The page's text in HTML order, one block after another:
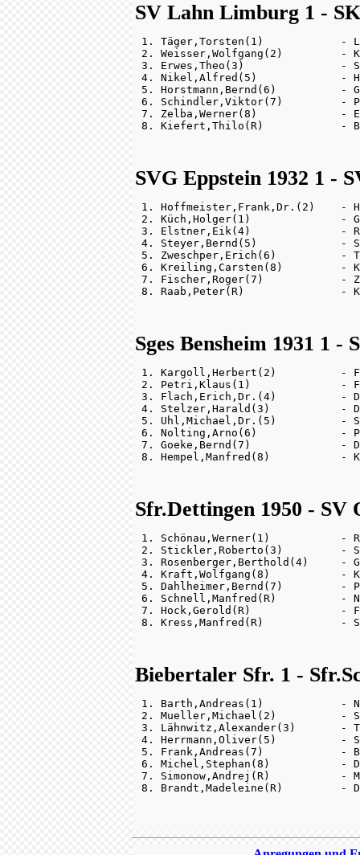
SV Lahn Limburg 1 -
1. Täger,Torsten(1)            -
2. Weisser,Wolfgang(2)         -
3. Erwes,Theo(3)               -
4. Nikel,Alfred(5)             -
5. Horstmann,Bernd(6)
6. Schindler,Viktor(7)         -
7. Zelba,Werner(8)             -
SVG Eppstein 1932 1 -
1. Hoffmeister,Frank,Dr.(2)    -
2. Küch,Holger(1)              -
3. Elstner,Eik(4)              -
4. Steyer,Bernd(5)             -
5. Zweschper,Erich(6)          -
6. Kreiling,Carsten(8)         -
7. Fischer,Roger(7)            -
Sges Bensheim 1931 1
1. Kargoll,Herbert(2)          -
2. Petri,Klaus(1)              -
3. Flach,Erich,Dr.(4)          -
4. Stelzer,Harald(3)           -
5. Uhl,Michael,Dr.(5)          -
6. Nolting,Arno(6)             -
7. Goeke,Bernd(7)              -
Sfr.Dettingen 1950 - SV
1. Schönau,Werner(1)           -
2. Stickler,Roberto(3)         -
3. Rosenberger,Berthold(4)
4. Kraft,Wolfgang(8)           -
5. Dahlheimer,Bernd(7)
6. Schnell,Manfred(R)          -
7. Hock,Gerold(R)              -
Biebertaler Sfr. 1 -
1. Barth,Andreas(1)            -
2. Mueller,Michael(2)          -
3. Lähnwitz,Alexander(3)
4. Herrmann,Oliver(5)          -
5. Frank,Andreas(7)            -
6. Michel,Stephan(8)           -
7. Simonow,Andrej(R)           -